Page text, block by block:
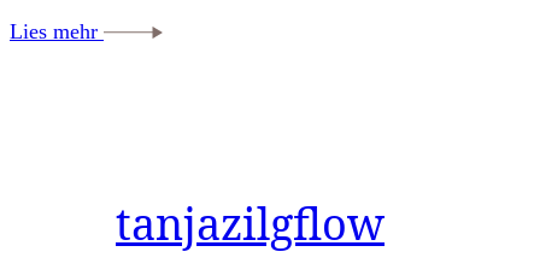
Lies mehr
tanjazilgflow